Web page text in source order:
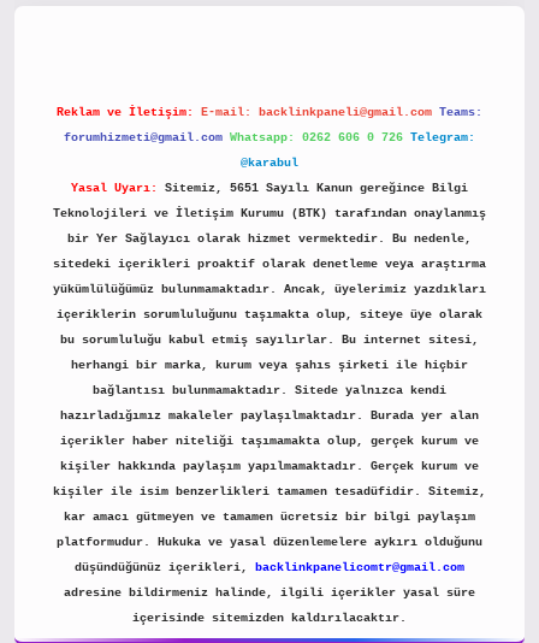
Reklam ve İletişim: E-mail: backlinkpaneli@gmail.com Teams:
forumhizmeti@gmail.com Whatsapp: 0262 606 0 726 Telegram:
@karabul
Yasal Uyarı:
Sitemiz, 5651 Sayılı Kanun gereğince Bilgi
Teknolojileri ve İletişim Kurumu (BTK) tarafından onaylanmış
bir Yer Sağlayıcı olarak hizmet vermektedir. Bu nedenle,
sitedeki içerikleri proaktif olarak denetleme veya araştırma
yükümlülüğümüz bulunmamaktadır. Ancak, üyelerimiz yazdıkları
içeriklerin sorumluluğunu taşımakta olup, siteye üye olarak
bu sorumluluğu kabul etmiş sayılırlar. Bu internet sitesi,
herhangi bir marka, kurum veya şahıs şirketi ile hiçbir
bağlantısı bulunmamaktadır. Sitede yalnızca kendi
hazırladığımız makaleler paylaşılmaktadır. Burada yer alan
içerikler haber niteliği taşımamakta olup, gerçek kurum ve
kişiler hakkında paylaşım yapılmamaktadır. Gerçek kurum ve
kişiler ile isim benzerlikleri tamamen tesadüfidir. Sitemiz,
kar amacı gütmeyen ve tamamen ücretsiz bir bilgi paylaşım
platformudur. Hukuka ve yasal düzenlemelere aykırı olduğunu
düşündüğünüz içerikleri,
backlinkpanelicomtr@gmail.com
adresine bildirmeniz halinde, ilgili içerikler yasal süre
içerisinde sitemizden kaldırılacaktır.